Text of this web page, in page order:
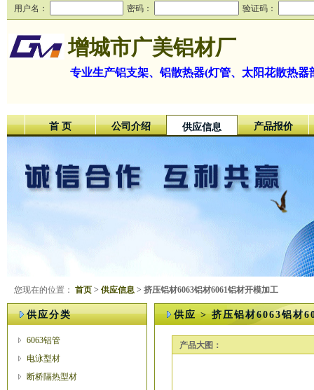
用户名： 密码： 验证码：
增城市广美铝材厂
专业生产铝支架、铝散热器(灯管、太阳花散热
首 页 公司介绍 供应信息 产品报价
您现在的位置： 首页 > 供应信息 > 挤压铝材6063铝材6061铝材开模加工
供应分类
6063铝管
电泳型材
断桥隔热型材
供应 > 挤压铝材6063铝材
产品大图：